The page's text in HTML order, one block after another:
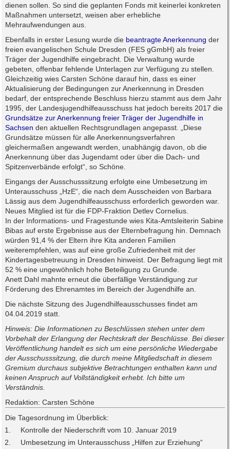
dienen sollen. So sind die geplanten Fonds mit keinerlei konkreten
Maßnahmen untersetzt, weisen aber erhebliche
Mehraufwendungen aus.
Ebenfalls in erster Lesung wurde die beantragte Anerkennung der
freien evangelischen Schule Dresden (FES gGmbH) als freier
Träger der Jugendhilfe eingebracht. Die Verwaltung wurde
gebeten, offenbar fehlende Unterlagen zur Verfügung zu stellen.
Gleichzeitig wies Carsten Schöne darauf hin, dass es einer
Aktualisierung der Bedingungen zur Anerkennung in Dresden
bedarf, der entsprechende Beschluss hierzu stammt aus dem Jahr
1995, der Landesjugendhilfeausschuss hat jedoch bereits 2017 die
Grundsätze zur Anerkennung freier Träger der Jugendhilfe in
Sachsen den aktuellen Rechtsgrundlagen angepasst. „Diese
Grundsätze müssen für alle Anerkennungsverfahren
gleichermaßen angewandt werden, unabhängig davon, ob die
Anerkennung über das Jugendamt oder über die Dach- und
Spitzenverbände erfolgt“, so Schöne.
Eingangs der Ausschusssitzung erfolgte eine Umbesetzung im
Unterausschuss „HzE“, die nach dem Ausscheiden von Barbara
Lässig aus dem Jugendhilfeausschuss erforderlich geworden war.
Neues Mitglied ist für die FDP-Fraktion Detlev Cornelius.
In der Informations- und Fragestunde wies Kita-Amtsleiterin Sabine
Bibas auf erste Ergebnisse aus der Elternbefragung hin. Demnach
würden 91,4 % der Eltern ihre Kita anderen Familien
weiterempfehlen, was auf eine große Zufriedenheit mit der
Kindertagesbetreuung in Dresden hinweist. Der Befragung liegt mit
52 % eine ungewöhnlich hohe Beteiligung zu Grunde.
Anett Dahl mahnte erneut die überfällige Verständigung zur
Förderung des Ehrenamtes im Bereich der Jugendhilfe an.
Die nächste Sitzung des Jugendhilfeausschusses findet am
04.04.2019 statt.
Hinweis: Die Informationen zu Beschlüssen stehen unter dem
Vorbehalt der Erlangung der Rechtskraft der Beschlüsse. Bei dieser
Veröffentlichung handelt es sich um eine persönliche Wiedergabe
der Ausschusssitzung, die durch meine Mitgliedschaft in diesem
Gremium durchaus subjektive Betrachtungen enthalten kann und
keinen Anspruch auf Vollständigkeit erhebt. Ich bitte um
Verständnis.
Redaktion: Carsten Schöne
Die Tagesordnung im Überblick:
Kontrolle der Niederschrift vom 10. Januar 2019
Umbesetzung im Unterausschuss „Hilfen zur Erziehung“